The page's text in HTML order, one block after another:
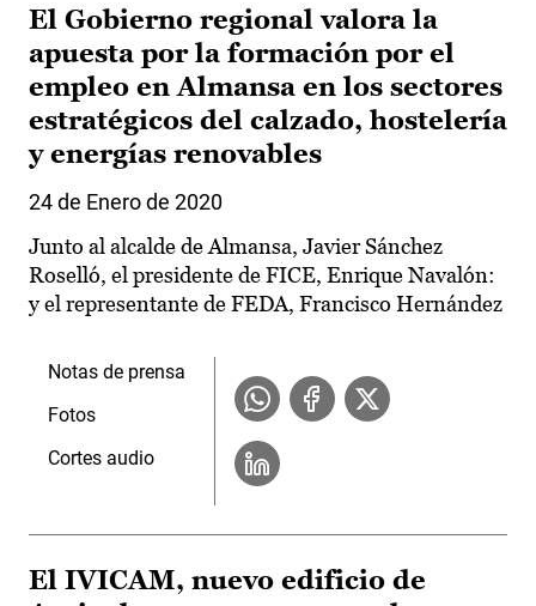
El Gobierno regional valora la
apuesta por la formación por el
empleo en Almansa en los sectores
estratégicos del calzado, hostelería
y energías renovables
24 de Enero de 2020
Junto al alcalde de Almansa, Javier Sánchez
Roselló, el presidente de FICE, Enrique Navalón:
y el representante de FEDA, Francisco Hernández
Notas de prensa
Fotos
Cortes audio
El IVICAM, nuevo edificio de